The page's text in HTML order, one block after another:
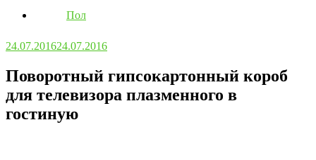
Пол
24.07.201624.07.2016
Поворотный гипсокартонный короб
для телевизора плазменного в
гостиную